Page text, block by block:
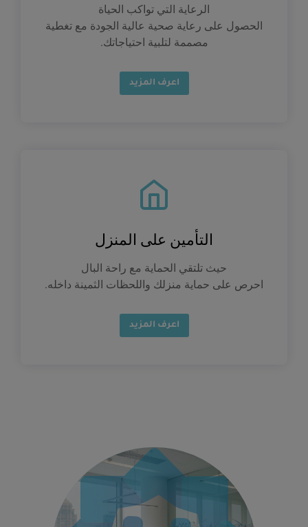
الرعاية التي تواكب الحياة
الحصول على رعاية صحية عالية الجودة مع تغطية
مصممة لتلبية احتياجاتك.
اعرف المزيد
التأمين على المنزل
حيث تلتقي الحماية مع راحة البال
احرص على حماية منزلك واللحظات الثمينة داخله.
اعرف المزيد